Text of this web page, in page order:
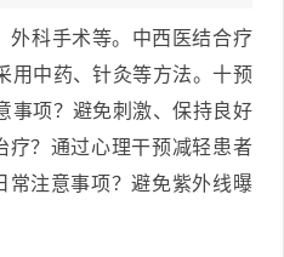
外科手术等。中西医结合疗
用中药、针灸等方法。十预
事项？避免刺激、保持良好
疗？通过心理干预减轻患者
常注意事项？避免紫外线曝